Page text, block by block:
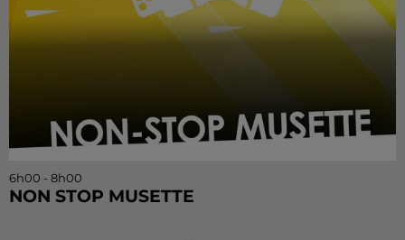
6h00 - 8h00
NON STOP MUSETTE